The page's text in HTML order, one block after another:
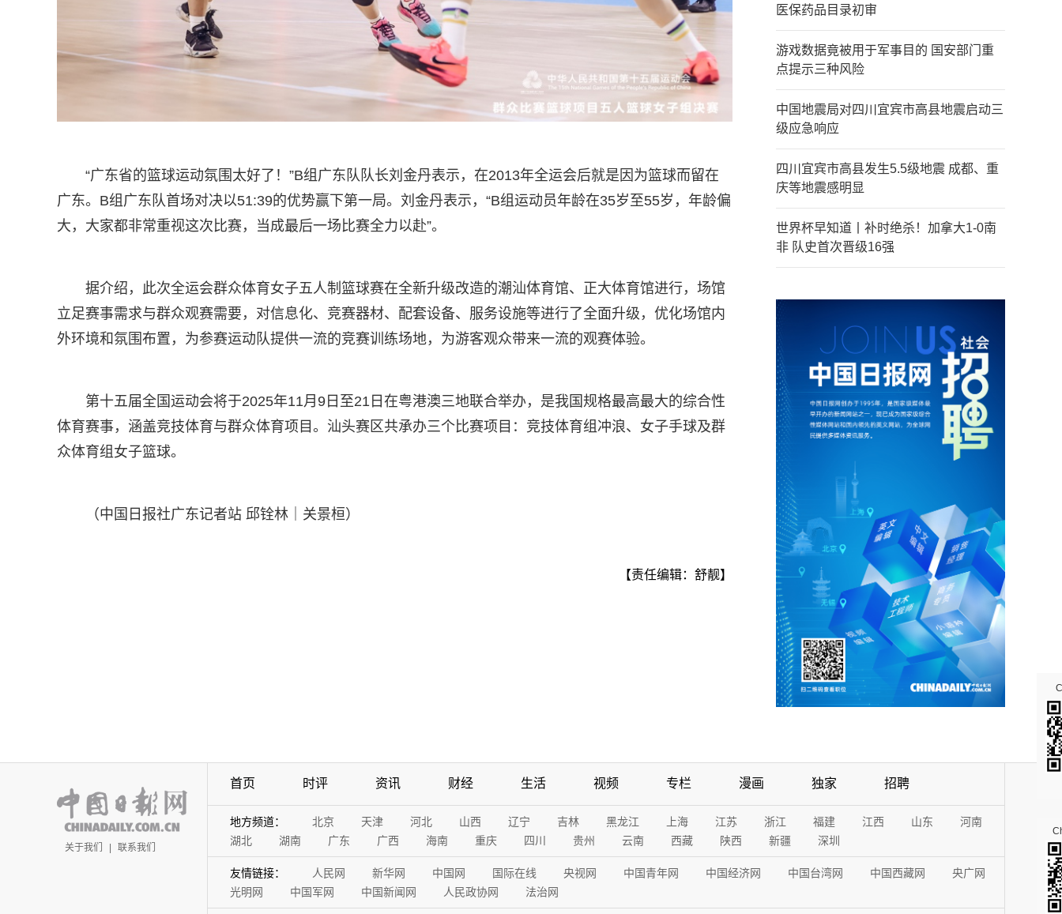
“广东省的篮球运动氛围太好了！”B组广东队队长刘金丹表示，在2013年全运会后就是因为篮球而留在
广东。B组广东队首场对决以51:39的优势赢下第一局。刘金丹表示，“B组运动员年龄在35岁至55岁，年龄偏
大，大家都非常重视这次比赛，当成最后一场比赛全力以赴”。
据介绍，此次全运会群众体育女子五人制篮球赛在全新升级改造的潮汕体育馆、正大体育馆进行，场馆
立足赛事需求与群众观赛需要，对信息化、竞赛器材、配套设备、服务设施等进行了全面升级，优化场馆内
外环境和氛围布置，为参赛运动队提供一流的竞赛训练场地，为游客观众带来一流的观赛体验。
第十五届全国运动会将于2025年11月9日至21日在粤港澳三地联合举办，是我国规格最高最大的综合性
体育赛事，涵盖竞技体育与群众体育项目。汕头赛区共承办三个比赛项目：竞技体育组冲浪、女子手球及群
众体育组女子篮球。
（中国日报社广东记者站 邱铨林｜关景桓）
【责任编辑：舒靓】
医保药品目录初审
游戏数据竟被用于军事目的 国安部门重
点提示三种风险
中国地震局对四川宜宾市高县地震启动三
级应急响应
四川宜宾市高县发生5.5级地震 成都、重
庆等地震感明显
世界杯早知道丨补时绝杀！加拿大1-0南
非 队史首次晋级16强
关于我们 | 联系我们
首页 时评 资讯 财经 生活 视频 专栏 漫画 独家 招聘
地方频道： 北京 天津 河北 山西 辽宁 吉林 黑龙江 上海 江苏 浙江 福建 江西 山东
河南
湖北
湖南 广东 广西 海南 重庆 四川 贵州 云南 西藏 陕西 新疆 深圳
友情链接： 人民网 新华网 中国网 国际在线 央视网 中国青年网 中国经济网 中国台湾网 中国西藏网
央广网
光明网
中国军网 中国新闻网 人民政协网 法治网